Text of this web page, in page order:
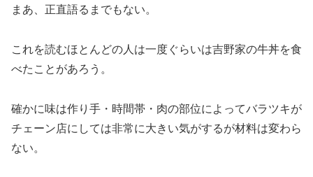
まあ、正直語るまでもない。
これを読むほとんどの人は一度ぐらいは吉野家の牛丼を食
べたことがあろう。
確かに味は作り手・時間帯・肉の部位によってバラツキが
チェーン店にしては非常に大きい気がするが材料は変わら
ない。